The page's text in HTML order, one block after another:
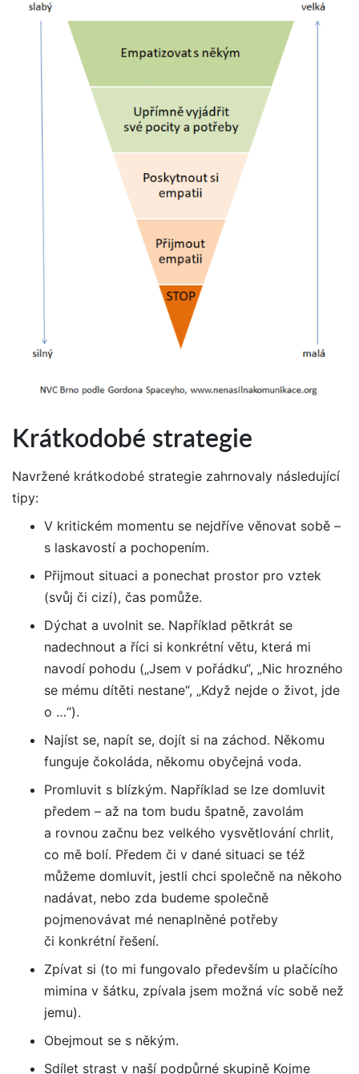
Krátkodobé strategie
Navržené krátkodobé strategie zahrnovaly následující
tipy:
V kritickém momentu se nejdříve věnovat sobě –
s laskavostí a pochopením.
Přijmout situaci a ponechat prostor pro vztek
(svůj či cizí), čas pomůže.
Dýchat a uvolnit se. Například pětkrát se
nadechnout a říci si konkrétní větu, která mi
navodí pohodu („Jsem v pořádku“, „Nic hrozného
se mému dítěti nestane“, „Když nejde o život, jde
o …“).
Najíst se, napít se, dojít si na záchod. Někomu
funguje čokoláda, někomu obyčejná voda.
Promluvit s blízkým. Například se lze domluvit
předem – až na tom budu špatně, zavolám
a rovnou začnu bez velkého vysvětlování chrlit,
co mě bolí. Předem či v dané situaci se též
můžeme domluvit, jestli chci společně na někoho
nadávat, nebo zda budeme společně
pojmenovávat mé nenaplněné potřeby
či konkrétní řešení.
Zpívat si (to mi fungovalo především u plačícího
mimina v šátku, zpívala jsem možná víc sobě než
jemu).
Obejmout se s někým.
Sdílet strast v naší podpůrné skupině Kojme